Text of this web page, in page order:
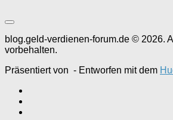
blog.geld-verdienen-forum.de © 2026.
vorbehalten.
Präsentiert von - Entworfen mit dem